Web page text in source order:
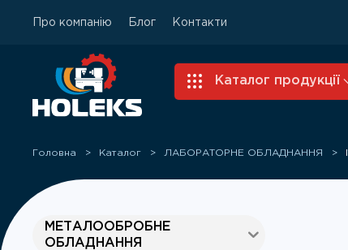
Про компанію Блог Контакти
Каталог продукції
Головна Каталог ЛАБОРАТОРНЕ ОБЛАДНАННЯ
МЕТАЛООБРОБНЕ
ОБЛАДНАННЯ